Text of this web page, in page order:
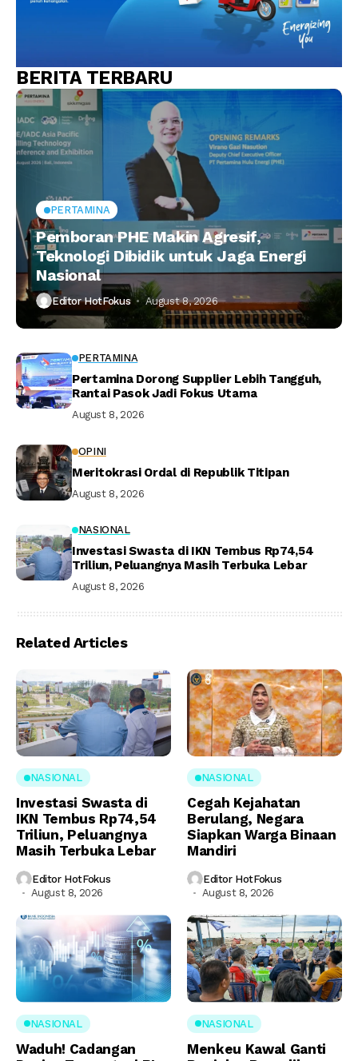
BERITA TERBARU
PERTAMINA
Pemboran PHE Makin Agresif,
Teknologi Dibidik untuk Jaga Energi
Nasional
Editor HotFokus August 8, 2026
PERTAMINA
Pertamina Dorong Supplier Lebih Tangguh,
Rantai Pasok Jadi Fokus Utama
August 8, 2026
OPINI
Meritokrasi Ordal di Republik Titipan
August 8, 2026
NASIONAL
Investasi Swasta di IKN Tembus Rp74,54
Triliun, Peluangnya Masih Terbuka Lebar
August 8, 2026
Related Articles
NASIONAL
Investasi Swasta di
IKN Tembus Rp74,54
Triliun, Peluangnya
Masih Terbuka Lebar
Editor HotFokus
August 8, 2026
NASIONAL
Cegah Kejahatan
Berulang, Negara
Siapkan Warga Binaan
Mandiri
Editor HotFokus
August 8, 2026
NASIONAL
Waduh! Cadangan
NASIONAL
Menkeu Kawal Ganti